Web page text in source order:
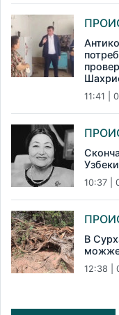
11:41 |
10:37 |
В
12:38 |